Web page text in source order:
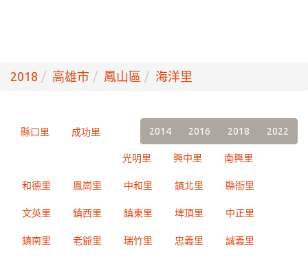
2018 高雄市 鳳山區 海洋里
2014 2016 2018 2022
縣口里 成功里
光明里 興中里 南興里
和德里 鳳崗里 中和里 鎮北里 縣衙里
文英里 鎮西里 鎮東里 埤頂里 中正里
鎮南里 老爺里 瑞竹里 忠義里 誠義里